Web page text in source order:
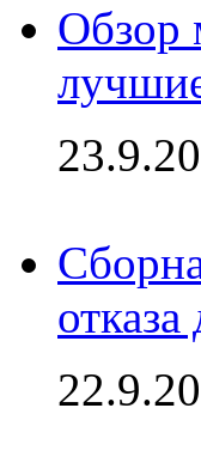
Обзор